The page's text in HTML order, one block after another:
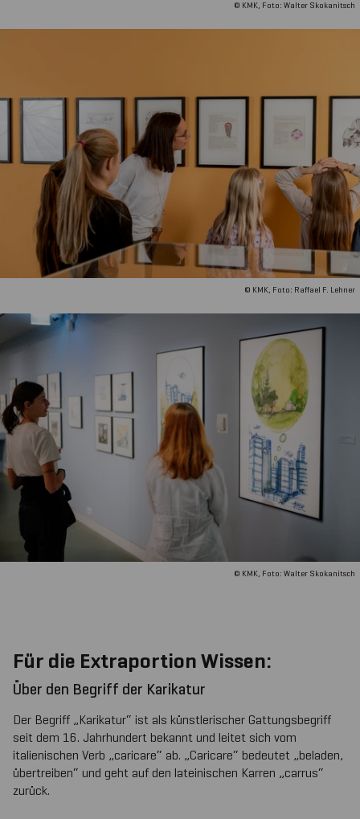
© KMK, Foto: Walter Skokanitsch
© KMK, Foto: Raffael F. Lehner
© KMK, Foto: Walter Skokanitsch
Für die Extraportion Wissen:
Über den Begriff der Karikatur
Der Begriff „Karikatur“ ist als künstlerischer Gattungsbegriff
seit dem 16. Jahrhundert bekannt und leitet sich vom
italienischen Verb „caricare“ ab. „Caricare“ bedeutet „beladen,
übertreiben“ und geht auf den lateinischen Karren „carrus“
zurück.